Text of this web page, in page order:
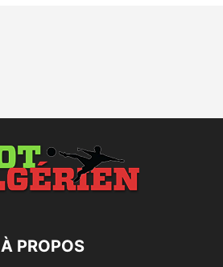
À PROPOS